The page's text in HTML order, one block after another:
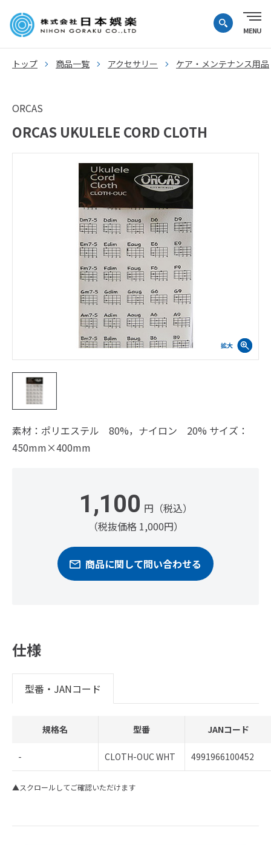
トップ 商品一覧 アクセサリー ケア・メンテナンス用品
ORCAS
ORCAS UKULELE CORD CLOTH
素材：ポリエステル 80%，ナイロン 20% サイズ：
450mm×400mm
1,100 円（税込）
（税抜価格 1,000円）
商品に関して問い合わせる
仕様
型番・JANコード
規格名 型番 JANコード
- CLOTH-OUC WHT 4991966100452
▲スクロールしてご確認いただけます